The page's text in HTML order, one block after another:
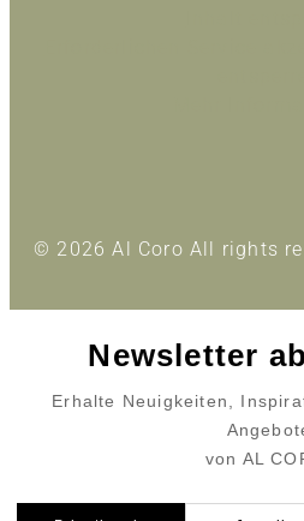
© 2026 Al Coro All rights
Newsletter
Erhalte Neuigkeiten,
von AL